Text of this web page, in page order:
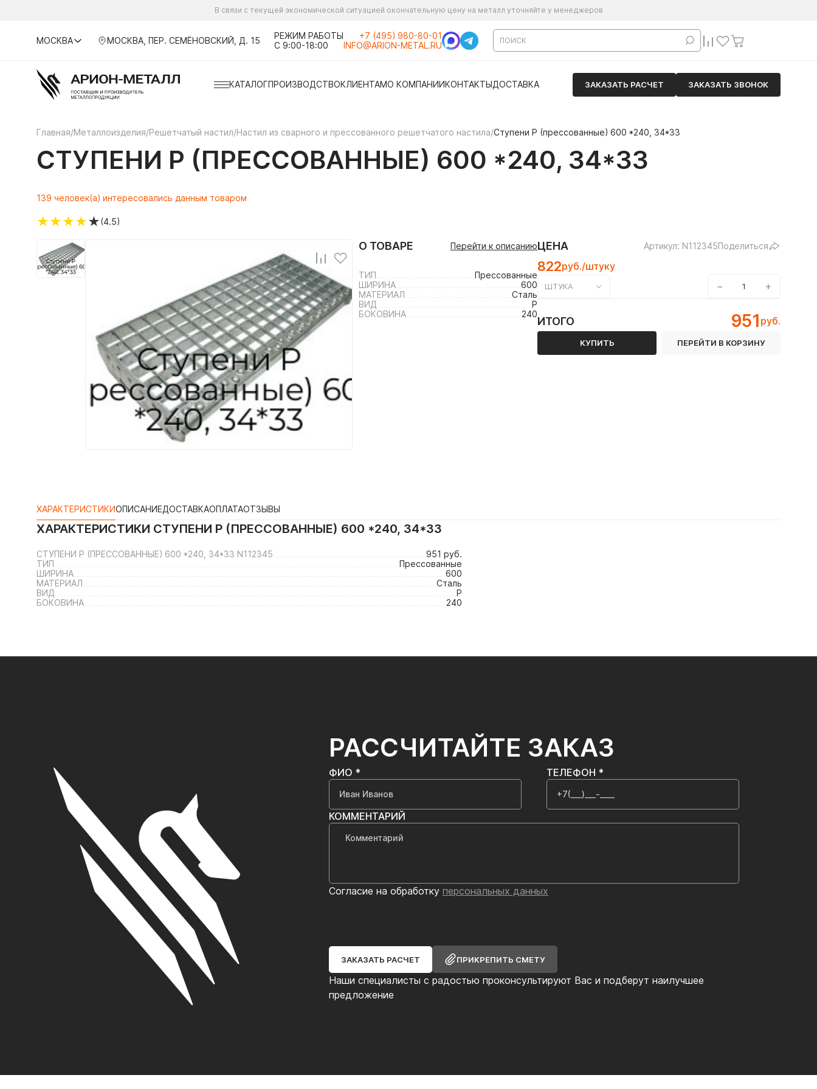
В связи с текущей экономической ситуацией окончательную цену на металл уточняйте у менеджеров
МОСКВА МОСКВА, ПЕР. СЕМЁНОВСКИЙ, Д. 15
РЕЖИМ РАБОТЫ
С 9:00-18:00
+7 (495) 980-80-01
INFO@ARION-METAL.RU
КАТАЛОГПРОИЗВОДСТВОКЛИЕНТАМО КОМПАНИИКОНТАКТЫДОСТАВКА ЗАКАЗАТЬ РАСЧЕТ ЗАКАЗАТЬ ЗВОНОК
Главная/Металлоизделия/Решетчатый настил/Настил из сварного и прессованного решетчатого настила/Ступени P (прессованные) 600 *240, 34*33
СТУПЕНИ P (ПРЕССОВАННЫЕ) 600 *240, 34*33
139 человек(а) интересовались данным товаром
★★★★★(4.5)
О ТОВАРЕ Перейти к описанию
ТИП
Прессованные
ШИРИНА
600
МАТЕРИАЛ
Сталь
ВИД
P
БОКОВИНА
240
ЦЕНА Артикул: N112345Поделиться
822руб./штуку
ШТУКА − +
ИТОГО 951 руб.
КУПИТЬ ПЕРЕЙТИ В КОРЗИНУ
ХАРАКТЕРИСТИКИОПИСАНИЕДОСТАВКАОПЛАТАОТЗЫВЫ
ХАРАКТЕРИСТИКИ СТУПЕНИ P (ПРЕССОВАННЫЕ) 600 *240, 34*33
СТУПЕНИ P (ПРЕССОВАННЫЕ) 600 *240, 34*33 N112345
951 руб.
ТИП
Прессованные
ШИРИНА
600
МАТЕРИАЛ
Сталь
ВИД
P
БОКОВИНА
240
РАССЧИТАЙТЕ ЗАКАЗ
Наши специалисты с радостью проконсультируют Вас и подберут наилучшее
предложение
ФИО * ТЕЛЕФОН *
КОММЕНТАРИЙ
Согласие на обработку персональных данных
ЗАКАЗАТЬ РАСЧЕТ ПРИКРЕПИТЬ СМЕТУ